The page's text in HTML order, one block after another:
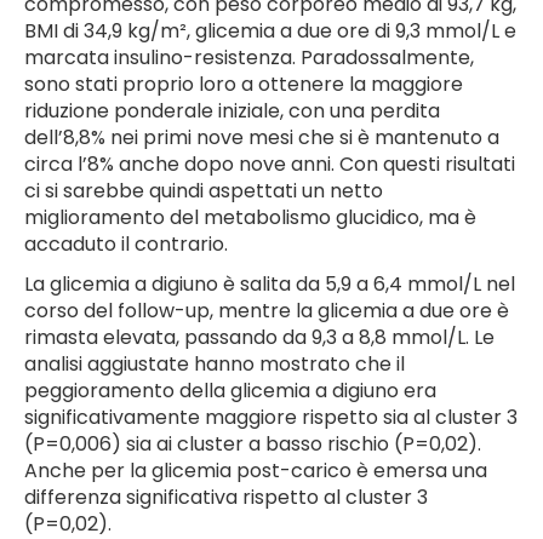
BMI di 34,9 kg/m², glicemia a due ore di 9,3 mmol/L e
marcata insulino-resistenza. Paradossalmente,
sono stati proprio loro a ottenere la maggiore
riduzione ponderale iniziale, con una perdita
dell’8,8% nei primi nove mesi che si è mantenuto a
circa l’8% anche dopo nove anni. Con questi risultati
ci si sarebbe quindi aspettati un netto
miglioramento del metabolismo glucidico, ma è
accaduto il contrario.
La glicemia a digiuno è salita da 5,9 a 6,4 mmol/L nel
corso del follow-up, mentre la glicemia a due ore è
rimasta elevata, passando da 9,3 a 8,8 mmol/L. Le
analisi aggiustate hanno mostrato che il
peggioramento della glicemia a digiuno era
significativamente maggiore rispetto sia al cluster 3
(P=0,006) sia ai cluster a basso rischio (P=0,02).
Anche per la glicemia post-carico è emersa una
differenza significativa rispetto al cluster 3
(P=0,02).